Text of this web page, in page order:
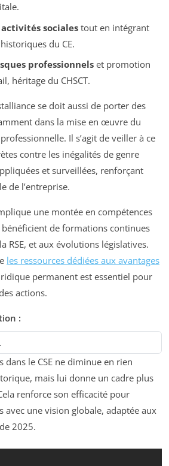
socialestout en intégrant
du CE.
professionnelset promotion
héritage du CHSCT.
se doit aussi de porter des
dans la mise en œuvre du
Il s’agit de veiller à ce
contre les inégalités de genre
et surveillées, renforçant
de l’entreprise.
une montée en compétences
de formations continues
RSE, et aux évolutions législatives.
les ressources dédiées aux avantages
permanent est essentiel pour
actions.
:
comparatif en tapant un mot-clé
dans le CSE ne diminue en rien
mais lui donne un cadre plus
renforce son efficacité pour
avec une vision globale, adaptée aux
2025.